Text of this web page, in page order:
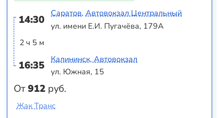
14:30
2 ч 5 м
16:35
От912 руб.
Саратов, Автовокзал Центральный
ул. имени Е.И. Пугачёва, 179А
Калининск, Автовокзал
ул. Южная, 15
Жак Транс